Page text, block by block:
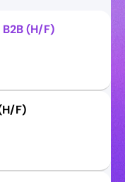
(H/F)
F)